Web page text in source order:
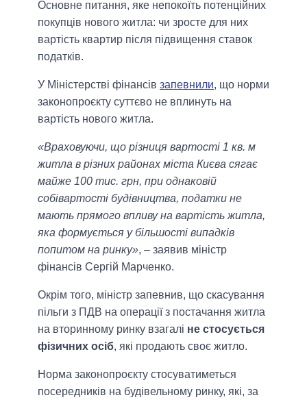
Основне питання, яке непокоїть потенційних
покупців нового житла: чи зросте для них
вартість квартир після підвищення ставок
податків.
У Міністерстві фінансів запевнили, що норми
законопроєкту суттєво не вплинуть на
вартість нового житла.
«Враховуючи, що різниця вартості 1 кв. м
житла в різних районах міста Києва сягає
майже 100 тис. грн, при однаковій
собівартості будівництва, податки не
мають прямого впливу на вартість житла,
яка формується у більшості випадків
попитом на ринку», – заявив міністр
фінансів Сергій Марченко.
Окрім того, міністр запевнив, що скасування
пільги з ПДВ на операції з постачання житла
на вторинному ринку взагалі не стосується
фізичних осіб, які продають своє житло.
Норма законопроєкту стосуватиметься
посередників на будівельному ринку, які, за